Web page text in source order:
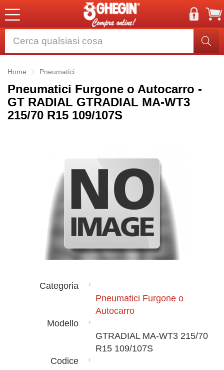
Home Pneumatici
Pneumatici Furgone o Autocarro -
GT RADIAL GTRADIAL MA-WT3
215/70 R15 109/107S
Categoria
Pneumatici Furgone o
Autocarro
Modello
GTRADIAL MA-WT3 215/70
R15 109/107S
Codice